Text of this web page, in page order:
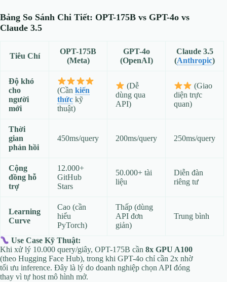
Bảng So Sánh Chi Tiết: OPT-175B vs GPT-4o vs
Claude 3.5
Tiêu Chí
OPT-175B
(Meta)
GPT-4o
(OpenAI)
Claude 3.5
(Anthropic)
Độ khó
cho
người
mới
(Cần kiến
thức kỹ
thuật)
(Dễ
dùng qua
API)
(Giao
diện trực
quan)
Thời
gian
phản hồi
450ms/query 200ms/query 250ms/query
Cộng
đồng hỗ
trợ
12.000+
GitHub
Stars
50.000+ tài
liệu
Diễn đàn
riêng tư
Learning
Curve
Cao (cần
hiểu
PyTorch)
Thấp (dùng
API đơn
giản)
Trung bình
Use Case Kỹ Thuật:
Khi xử lý 10.000 query/giây, OPT-175B cần 8x GPU A100
(theo Hugging Face Hub), trong khi GPT-4o chỉ cần 2x nhờ
tối ưu inference. Đây là lý do doanh nghiệp chọn API đóng
thay vì tự host mô hình mở.